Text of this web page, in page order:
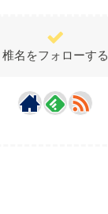
椎名をフォローする